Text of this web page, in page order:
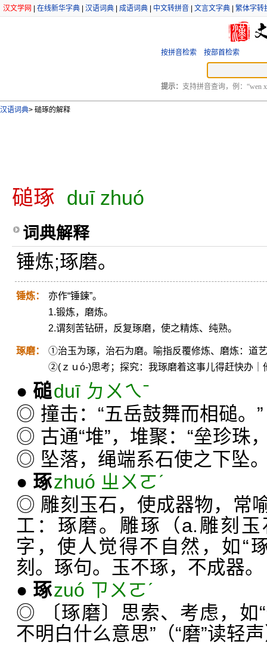
汉文学网 在线新华字典 汉语词典 成语词典 中文转拼音 文言文字典 繁体字转
按拼音检索 按部首检索
提示： 支持拼音查询，例：“wen
汉语词典> 磓琢的解释
磓琢 duī zhuó
词典解释
锤炼;琢磨。
锤炼：
亦作“锤鍊”。
1.锻炼，磨炼。
2.谓刻苦钻研，反复琢磨，使之精炼、纯熟。
琢磨：
①治玉为琢，治石为磨。喻指反覆修炼、磨炼：道
②(ｚｕó-)思考；探究：我琢磨着这事儿得赶快办｜
● 磓duī ㄉㄨㄟˉ
◎ 撞击：“五岳鼓舞而相磓。”
◎ 古通“堆”，堆聚：“垒珍珠
◎ 坠落，绳端系石使之下坠
● 琢zhuó ㄓㄨㄛˊ
◎ 雕刻玉石，使成器物，常
工：琢磨。雕琢（a.雕刻
字，使人觉得不自然，如“
刻。琢句。玉不琢，不成器。
● 琢zuó ㄗㄨㄛˊ
◎ 〔琢磨〕思索、考虑，如
不明白什么意思”（“磨”读轻